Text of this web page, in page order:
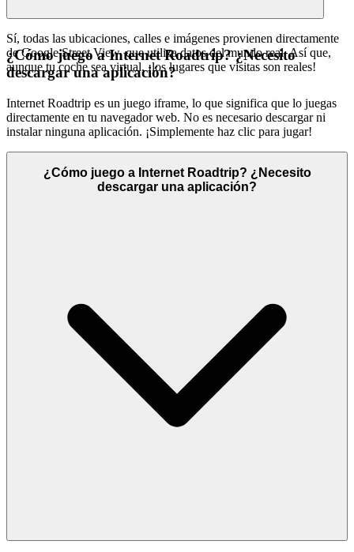
Sí, todas las ubicaciones, calles e imágenes provienen directamente
de Google Street View, que utiliza datos del mundo real. Así que,
aunque tu coche sea virtual, ¡los lugares que visitas son reales!
¿Cómo juego a Internet Roadtrip? ¿Necesito
descargar una aplicación?
Internet Roadtrip es un juego iframe, lo que significa que lo juegas
directamente en tu navegador web. No es necesario descargar ni
instalar ninguna aplicación. ¡Simplemente haz clic para jugar!
¿Cómo juego a Internet Roadtrip? ¿Necesito
descargar una aplicación?